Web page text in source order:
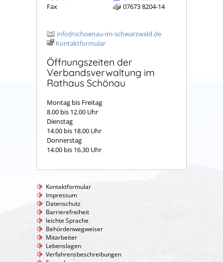
Fax
07673 8204-14
info@schoenau-im-schwarzwald.de
Kontaktformular
Öffnungszeiten der
Verbandsverwaltung im
Rathaus Schönau
Montag bis Freitag
8.00 bis 12.00 Uhr
Dienstag
14.00 bis 18.00 Uhr
Donnerstag
14.00 bis 16.30 Uhr
Kontaktformular
Impressum
Datenschutz
Barrierefreiheit
leichte Sprache
Behördenwegweiser
Mitarbeiter
Lebenslagen
Verfahrensbeschreibungen